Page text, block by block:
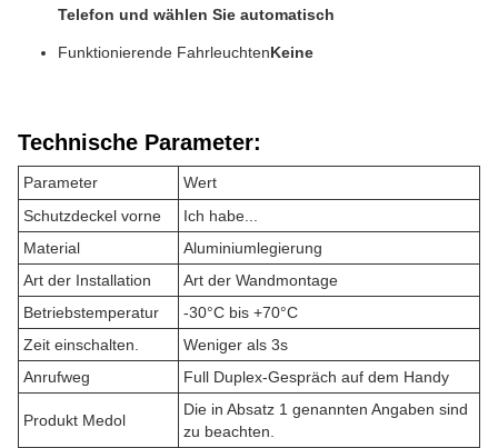
Telefon und wählen Sie automatisch
Funktionierende FahrleuchtenKeine
Technische Parameter:
Parameter
Wert
Schutzdeckel vorne
Ich habe...
Material
Aluminiumlegierung
Art der Installation
Art der Wandmontage
Betriebstemperatur
-30°C bis +70°C
Zeit einschalten.
Weniger als 3s
Anrufweg
Full Duplex-Gespräch auf dem Handy
Produkt Medol
Die in Absatz 1 genannten Angaben sind
zu beachten.